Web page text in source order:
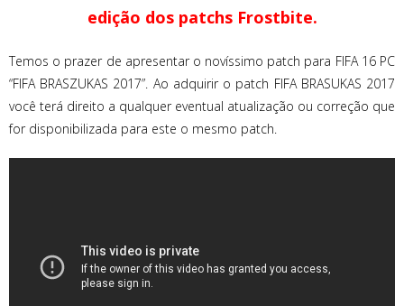
edição dos patchs Frostbite.
Temos o prazer de apresentar o novíssimo patch para FIFA 16 PC
“FIFA BRASZUKAS 2017”. Ao adquirir o patch FIFA BRASUKAS 2017
você terá direito a qualquer eventual atualização ou correção que
for disponibilizada para este o mesmo patch.